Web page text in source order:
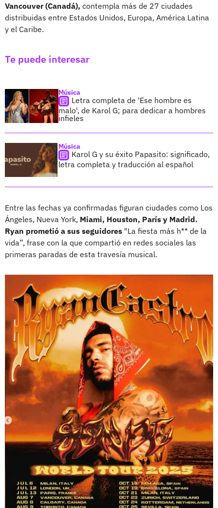
Vancouver (Canadá), contempla más de 27 ciudades
distribuidas entre Estados Unidos, Europa, América Latina
y el Caribe.
Te puede interesar
Música
Letra completa de 'Ese hombre es
malo', de Karol G; para dedicar a hombres
infieles
Música
Karol G y su éxito Papasito: significado,
letra completa y traducción al español
Entre las fechas ya confirmadas figuran ciudades como Los
Ángeles, Nueva York, Miami, Houston, París y Madrid.
Ryan prometió a sus seguidores "La fiesta más h** de la
vida”, frase con la que compartió en redes sociales las
primeras paradas de esta travesía musical.